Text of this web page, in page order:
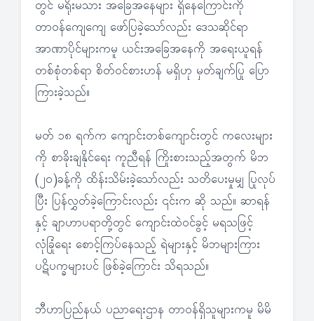
တွင် မရိုးမသား အခြေအနေများ ရှိနေကြောင်းကို
တာဝန်ကျေကျေ ဖော်ပြခဲ့သော်လည်း ဒေသဆိုင်ရာ
အာဏာပိုင်များကမူ ယင်းအခြေအနေကို အရေးယူရန်
တစ်စုံတစ်ရာ စိတ်ဝင်စားဟန် မရှိဟု မှတ်ချက်ပြု ပြော
ကြားခဲ့သည်။
မတ် ၁၈ ရက်က ကျောင်းတစ်ကျောင်းတွင် ကလေးများ
ကို စာခိုးချနိုင်ရေး ကူညီရန် ကြိုးစားသည့်အတွက် မိဘ
(၂၀)ခန့်ကို ထိန်းသိမ်းခဲ့သော်လည်း သတိပေးမှုမျှ ပြုလုပ်
ပြီး ပြန်လွှတ်ခဲ့ကြောင်းလည်း ၎င်းက ဆို သည်။ ဆာရန်
နှင့် ချာဟာပရာတို့တွင် ကျောင်းထဲဝင်ခွင့် မရသဖြင့်
လုံခြုံရေး စောင့်ကြပ်နေသည့် ရဲများနှင့် မိဘများကြား
ပဋိပက္ခများပင် ဖြစ်ခဲ့ကြောင်း သိရသည်။
ဘီဟာပြည်နယ် ပညာရေးဌာန တာဝန်ရှိသူများကမူ မိမိ